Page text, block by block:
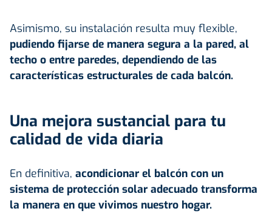
Asimismo, su instalación resulta muy flexible,
pudiendo fijarse de manera segura a la pared, al
techo o entre paredes, dependiendo de las
características estructurales de cada balcón.
Una mejora sustancial para tu
calidad de vida diaria
En definitiva, acondicionar el balcón con un
sistema de protección solar adecuado transforma
la manera en que vivimos nuestro hogar.